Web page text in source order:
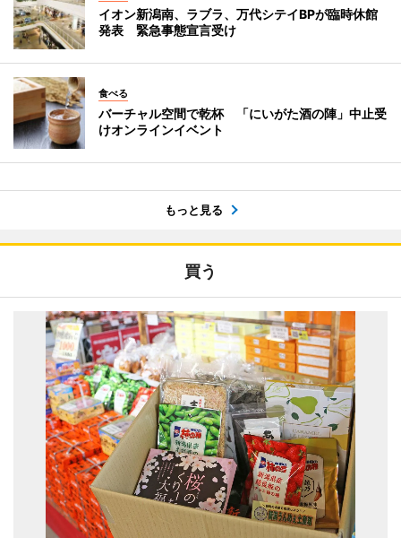
イオン新潟南、ラブラ、万代シテイBPが臨時休館
発表 緊急事態宣言受け
食べる
バーチャル空間で乾杯 「にいがた酒の陣」中止受
けオンラインイベント
もっと見る
買う